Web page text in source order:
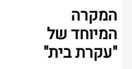
המקרה
המיוחד של
"עקרת בית"